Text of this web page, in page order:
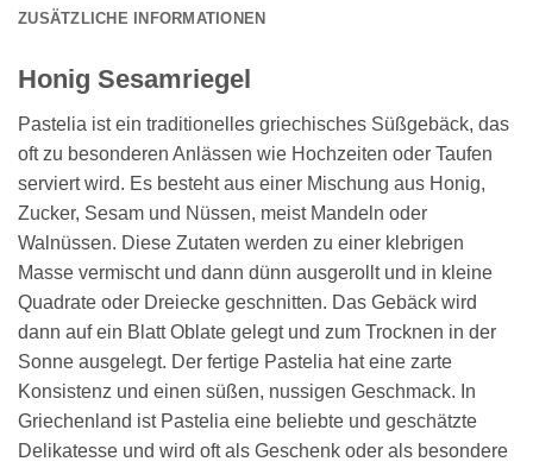
ZUSÄTZLICHE INFORMATIONEN
Honig Sesamriegel
Pastelia ist ein traditionelles griechisches Süßgebäck, das
oft zu besonderen Anlässen wie Hochzeiten oder Taufen
serviert wird. Es besteht aus einer Mischung aus Honig,
Zucker, Sesam und Nüssen, meist Mandeln oder
Walnüssen. Diese Zutaten werden zu einer klebrigen
Masse vermischt und dann dünn ausgerollt und in kleine
Quadrate oder Dreiecke geschnitten. Das Gebäck wird
dann auf ein Blatt Oblate gelegt und zum Trocknen in der
Sonne ausgelegt. Der fertige Pastelia hat eine zarte
Konsistenz und einen süßen, nussigen Geschmack. In
Griechenland ist Pastelia eine beliebte und geschätzte
Delikatesse und wird oft als Geschenk oder als besondere